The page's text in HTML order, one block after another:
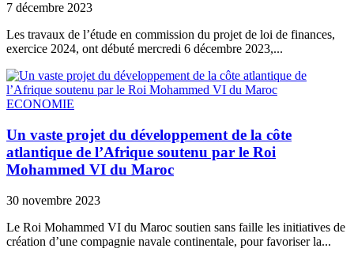
7 décembre 2023
Les travaux de l’étude en commission du projet de loi de finances,
exercice 2024, ont débuté mercredi 6 décembre 2023,...
ECONOMIE
Un vaste projet du développement de la côte
atlantique de l’Afrique soutenu par le Roi
Mohammed VI du Maroc
30 novembre 2023
Le Roi Mohammed VI du Maroc soutien sans faille les initiatives de
création d’une compagnie navale continentale, pour favoriser la...